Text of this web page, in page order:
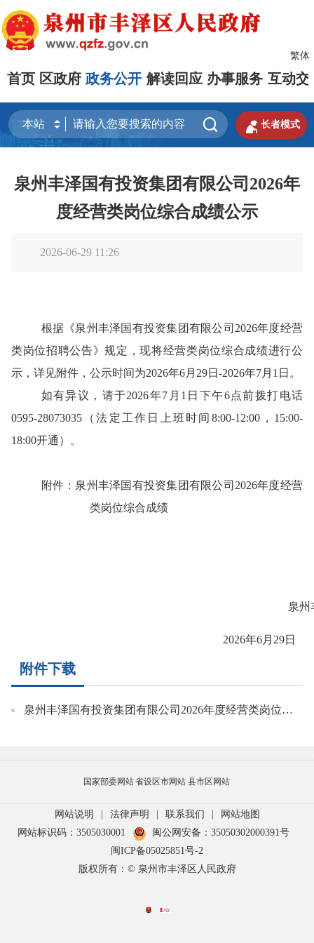
繁体
首页 区政府 政务公开 解读回应 办事服务 互动交
  长者模式
泉州丰泽国有投资集团有限公司2026年
度经营类岗位综合成绩公示
2026-06-29 11:26
根据《泉州丰泽国有投资集团有限公司 2026年度经营
类岗位招聘公告》规定，现将经营类岗位综合成绩进行公
示，详见附件，公示时间为2026年6月29日-2026年7月1日。
如有异议，请于2026年7月1日下午6点前拨打电话
0595-28073035（法定工作日上班时间8:00-12:00，15:00-
18:00开通）。
附件：泉州丰泽国有投资集团有限公司 2026年度经营
类岗位综合成绩
泉州
2026年6月 29日
附件下载
泉州丰泽国有投资集团有限公司2026年度经营类岗位综合成绩(1).xls
国家部委网站省设区市网站 县市区网站
网站说明 | 法律声明 | 联系我们 |
网站地图
网站标识码：3505030001
闽公网安备：35050302000391号
闽ICP备05025851号-2
版权所有：© 泉州市丰泽区人民政府